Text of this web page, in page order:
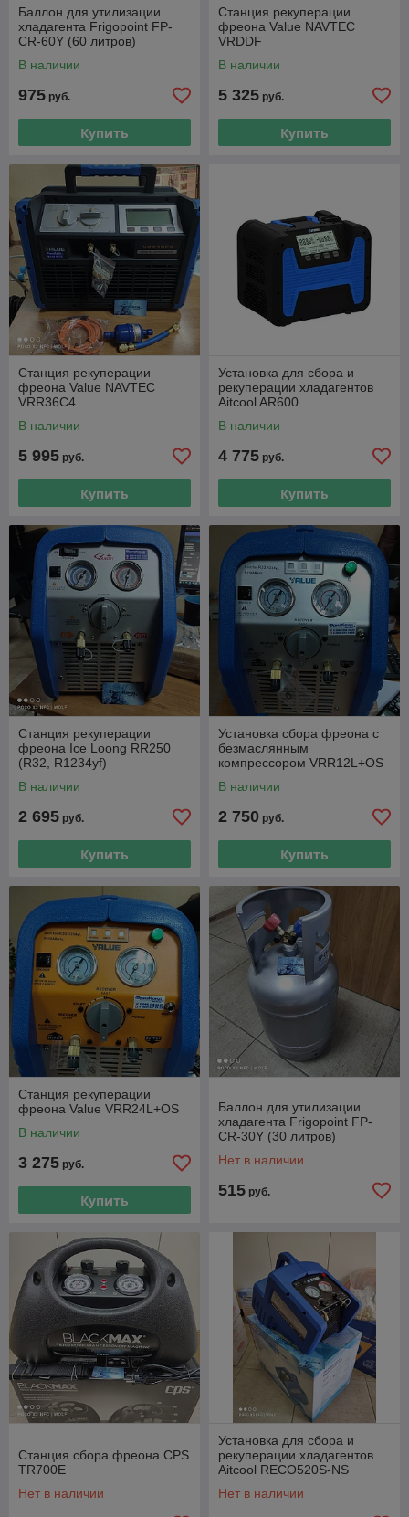
Баллон для утилизации
хладагента Frigopoint FP-
CR-60Y (60 литров)
В наличии
975 руб.
Купить
Станция рекуперации
фреона Value NAVTEC
VRDDF
В наличии
5 325 руб.
Купить
Станция рекуперации
фреона Value NAVTEC
VRR36C4
В наличии
5 995 руб.
Купить
Установка для сбора и
рекуперации хладагентов
Aitcool AR600
В наличии
4 775 руб.
Купить
Станция рекуперации
фреона Ice Loong RR250
(R32, R1234yf)
В наличии
2 695 руб.
Купить
Установка сбора фреона с
безмаслянным
компрессором VRR12L+OS
В наличии
2 750 руб.
Купить
Станция рекуперации
фреона Value VRR24L+OS
В наличии
3 275 руб.
Купить
Баллон для утилизации
хладагента Frigopoint FP-
CR-30Y (30 литров)
Нет в наличии
515 руб.
Станция сбора фреона CPS
TR700E
Нет в наличии
Установка для сбора и
рекуперации хладагентов
Aitcool RECO520S-NS
Нет в наличии